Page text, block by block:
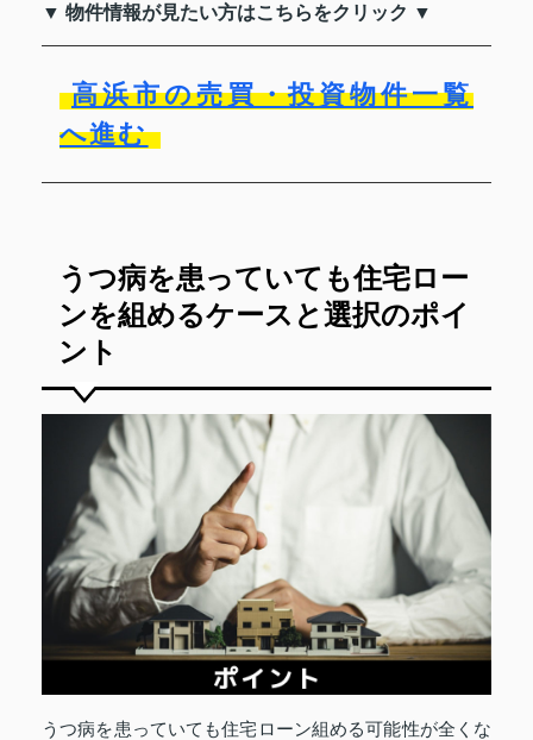
▼ 物件情報が見たい方はこちらをクリック ▼
高浜市の売買・投資物件一覧
へ進む
うつ病を患っていても住宅ロー
ンを組めるケースと選択のポイ
ント
うつ病を患っていても住宅ローン組める可能性が全くな